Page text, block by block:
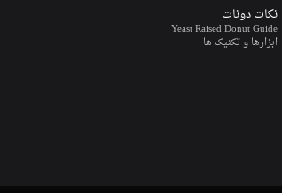
نکات دونات
Yeast Raised Donut Guide
ابزارها و تکنیک ها